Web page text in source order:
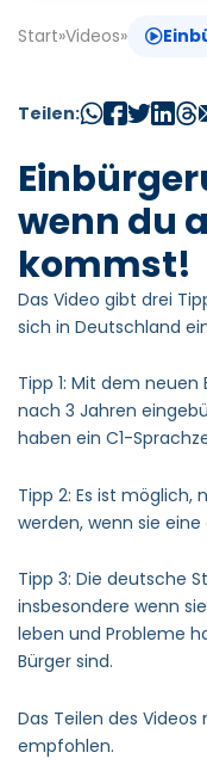
Start»Videos»
Teilen:
wenn du
kommst!
Das Video gibt drei
sich in Deutschland
Tipp 1: Mit dem
nach 3 Jahren
haben ein C1-
Tipp 2: Es ist möglich,
werden, wenn sie
Tipp 3: Die deutsche
insbesondere wenn
leben und Probleme
Bürger sind.
Das Teilen des
empfohlen.